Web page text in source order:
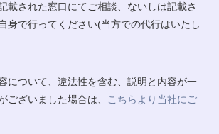
載された窓口にてご相談、ないしは記載さ
身で行ってください(当方での代行はいたし
について、違法性を含む、説明と内容が一
ございました場合は、
こちらより当社にご